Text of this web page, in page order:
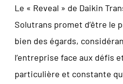
Le « Reveal » de Daikin
Solutrans promet d’être le
bien des égards,
l’entreprise face aux défis
particulière et constante